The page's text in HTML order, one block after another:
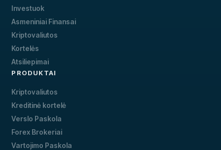
Investuok
Asmeniniai Finansai
Kriptovaliutos
Kortelės
Atsiliepimai
PRODUKTAI
Kriptovaliutos
Kreditinė kortelė
Verslo Paskola
Forex Brokeriai
Vartojimo Paskola